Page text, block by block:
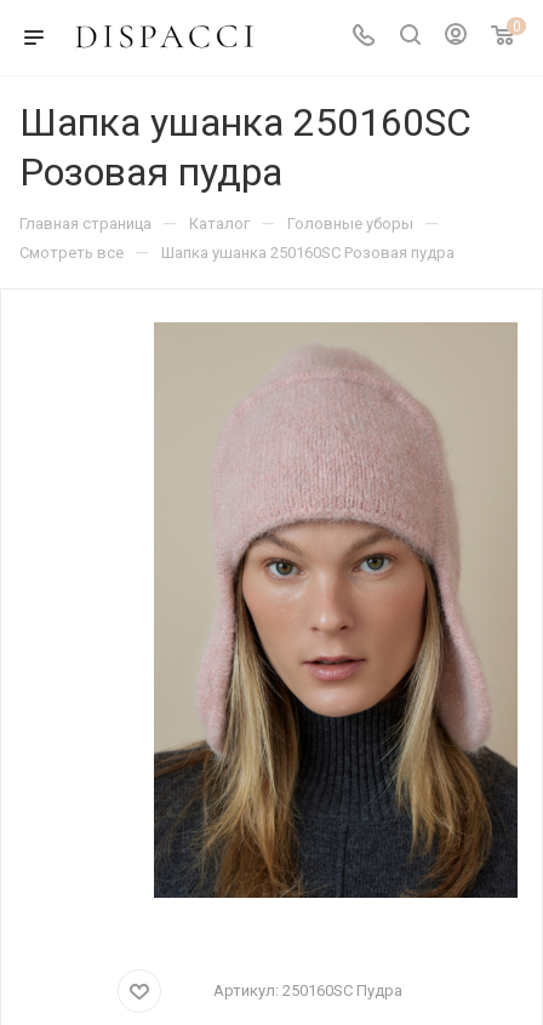
0
Шапка ушанка 250160SC
Розовая пудра
Главная страница — Каталог — Головные уборы —
Смотреть все — Шапка ушанка 250160SC Розовая пудра
Артикул: 250160SC Пудра